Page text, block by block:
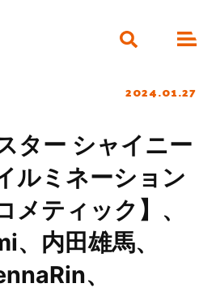
2024.01.27
ター シャイニー
ルミネーション
メティック】、
内田雄馬、
、